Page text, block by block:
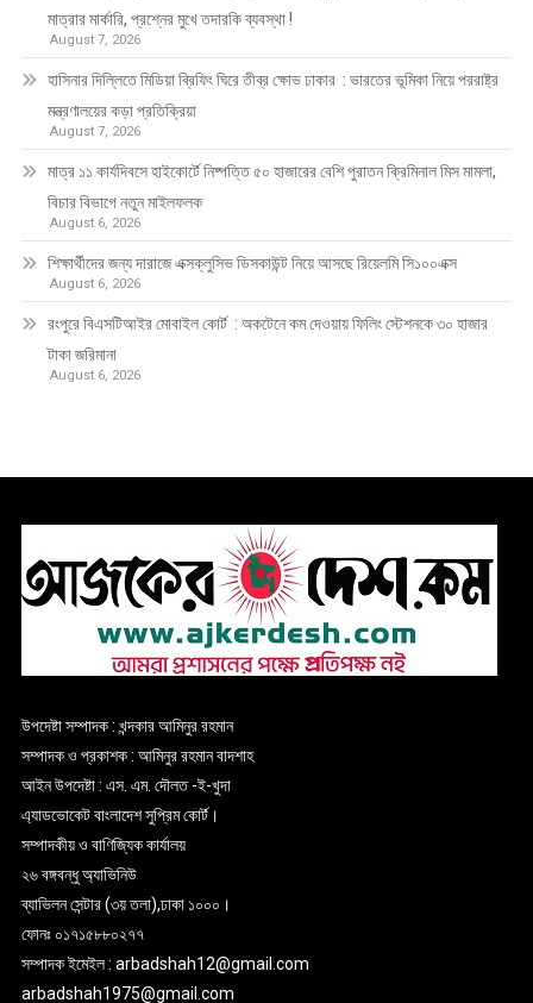
মাত্রার মার্কারি, প্রশ্নের মুখে তদারকি ব্যবস্থা !
August 7, 2026
হাসিনার দিল্লিতে মিডিয়া ব্রিফিং ঘিরে তীব্র ক্ষোভ ঢাকার : ভারতের ভূমিকা নিয়ে পররাষ্ট্র
মন্ত্রণালয়ের কড়া প্রতিক্রিয়া
August 7, 2026
মাত্র ১১ কার্যদিবসে হাইকোর্টে নিষ্পত্তি ৫০ হাজারের বেশি পুরাতন ক্রিমিনাল মিস মামলা,
বিচার বিভাগে নতুন মাইলফলক
August 6, 2026
শিক্ষার্থীদের জন্য দারাজে এক্সক্লুসিভ ডিসকাউন্ট নিয়ে আসছে রিয়েলমি সি১০০এক্স
August 6, 2026
রংপুরে বিএসটিআইর মোবাইল কোর্ট : অকটেনে কম দেওয়ায় ফিলিং স্টেশনকে ৩০ হাজার
টাকা জরিমানা
August 6, 2026
উপদেষ্টা সম্পাদক : খন্দকার আমিনুর রহমান
সম্পাদক ও প্রকাশক : আমিনুর রহমান বাদশাহ
আইন উপদেষ্টা : এস. এম. দৌলত -ই-খুদা
এ্যাডভোকেট বাংলাদেশ সুপ্রিম কোর্ট।
সম্পাদকীয় ও বাণিজ্যিক কার্যালয়
২৬ বঙ্গবন্ধু অ্যাভিনিউ
ব্যাভিলন সেন্টার (৩য় তলা),ঢাকা ১০০০।
ফোনঃ ০১৭১৫৮৮০২৭৭
সম্পাদক ইমেইল : arbadshah12@gmail.com
arbadshah1975@gmail.com